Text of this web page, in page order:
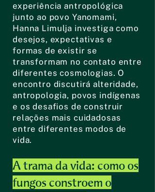
experiência antropológica
junto ao povo Yanomami,
Hanna Limulja investiga como
desejos, expectativas e
formas de existir se
transformam no contato entre
diferentes cosmologias. O
encontro discutirá alteridade,
antropologia, povos indígenas
e os desafios de construir
relações mais cuidadosas
entre diferentes modos de
vida.
A trama da vida: como os
fungos constroem o